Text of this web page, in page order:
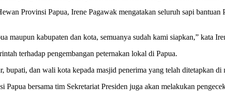
Provinsi Papua, Irene Pagawak mengatakan seluruh sapi
maupun kabupaten dan kota, semuanya sudah kami siapkan,” kata
terhadap pengembangan peternakan lokal di Papua.
bupati, dan wali kota kepada masjid penerima yang telah ditetapkan di
bersama tim Sekretariat Presiden juga akan melakukan